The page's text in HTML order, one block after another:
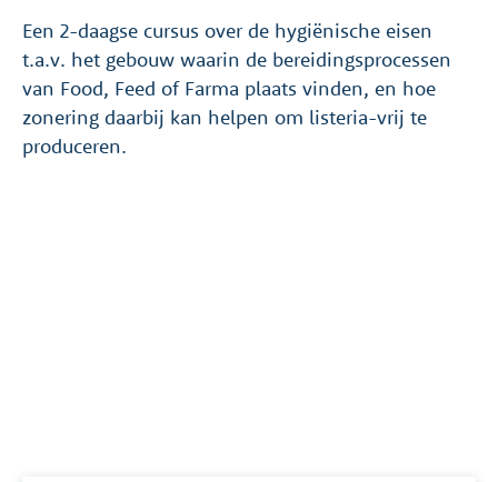
Een 2-daagse cursus over de hygiënische eisen
t.a.v. het gebouw waarin de bereidingsprocessen
van Food, Feed of Farma plaats vinden, en hoe
zonering daarbij kan helpen om listeria-vrij te
produceren.